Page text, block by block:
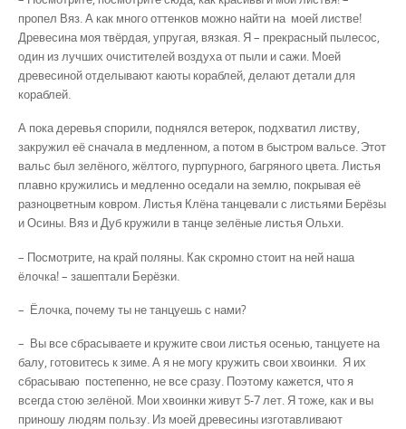
пропел Вяз. А как много оттенков можно найти на моей листве!
Древесина моя твёрдая, упругая, вязкая. Я – прекрасный пылесос,
один из лучших очистителей воздуха от пыли и сажи. Моей
древеси­ной отделывают каюты кораблей, делают детали для
кораблей.
А пока деревья спорили, поднялся ветерок, подхватил листву,
закружил её сначала в медленном, а потом в быстром вальсе. Этот
вальс был зелёного, жёлтого, пурпурного, баг­ряного цвета. Листья
плавно кружились и медленно оседали на землю, покрывая её
разно­цветным ковром. Листья Клёна танцевали с листьями Берёзы
и Осины. Вяз и Дуб кружили в танце зелёные листья Ольхи.
– Посмотрите, на край поляны. Как скромно стоит на ней наша
ёлочка! – зашептали Берёзки.
– Ёлочка, почему ты не танцуешь с нами?
– Вы все сбрасываете и кружите свои листья осенью, танцуете на
балу, готовитесь к зиме. А я не могу кружить свои хвоинки. Я их
сбрасываю постепенно, не все сразу. Поэтому кажется, что я
всегда стою зелёной. Мои хвоинки живут 5-7 лет. Я тоже, как и вы
приношу людям пользу. Из моей древесины изготавливают